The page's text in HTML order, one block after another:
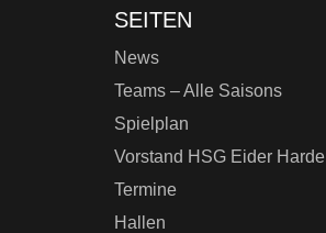
SEITEN
News
Teams – Alle Saisons
Spielplan
Vorstand HSG Eider Harde
Termine
Hallen